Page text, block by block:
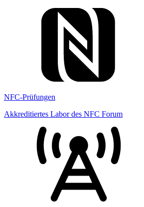
NFC-Prüfungen
Akkreditiertes Labor des NFC Forum